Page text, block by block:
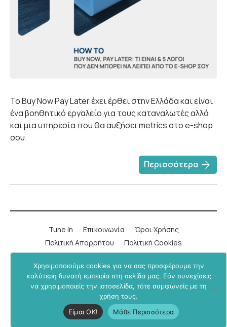
Το Buy Now Pay Later έχει έρθει στην Ελλάδα και είναι
ένα βοηθητικό εργαλείο για τους καταναλωτές αλλά
και μια υπηρεσία που θα αυξήσει metrics στο e-shop
σου.
Περισσότερα arrow_forward
Tune In Επικοινωνία
Όροι Χρήσης
Πολιτική Απορρήτου
Πολιτική Cookies
LinkedInInstagramYouTubeFacebook
Υποστήριξε μας μέσα από τοBU+ στο Patreon .
Business Undercover © 2019-2026. All rights reserved.
Χρησιμοποιούμε cookies για να σας προσφέρουμε την
καλύτερη δυνατή εμπειρία στη σελίδα μας. Εάν συνεχίσεις
να χρησιμοποιείς την ιστοσελίδα, τότε συμφωνείς με τη
χρήση τους.
Είμαι ΟΚ!
Μάθε Περισσότερα